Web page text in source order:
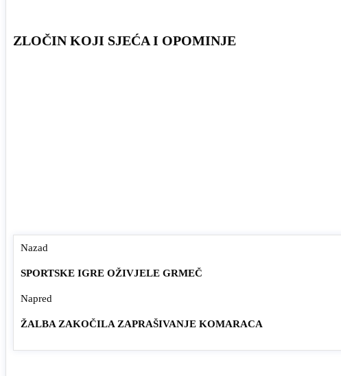
ZLOČIN KOJI SJEĆA I OPOMINJE
Nazad
SPORTSKE IGRE OŽIVJELE GRMEČ
Napred
ŽALBA ZAKOČILA ZAPRAŠIVANJE KOMARACA